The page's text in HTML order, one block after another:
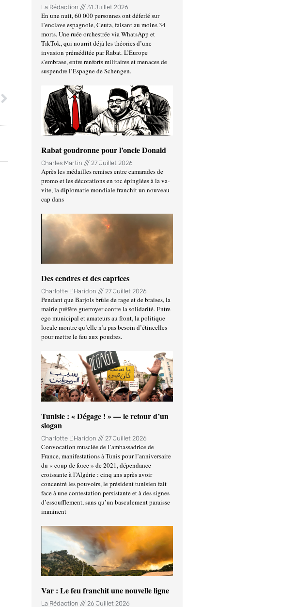
La Rédaction 31 Juillet 2026
En une nuit, 60 000 personnes ont déferlé sur
l’enclave espagnole, Ceuta, faisant au moins 34
morts. Une ruée orchestrée via WhatsApp et
TikTok, qui nourrit déjà les théories d’une
invasion préméditée par Rabat. L’Europe
s’embrase, entre renforts militaires et menaces de
suspendre l’Espagne de Schengen.
Rabat goudronne pour l’oncle Donald
Charles Martin 27 Juillet 2026
Après les médailles remises entre camarades de
promo et les décorations en toc épinglées à la va-
vite, la diplomatie mondiale franchit un nouveau
cap dans
Des cendres et des caprices
Charlotte L'Haridon 27 Juillet 2026
Pendant que Barjols brûle de rage et de braises, la
mairie préfère guerroyer contre la solidarité. Entre
ego municipal et amateurs au front, la politique
locale montre qu’elle n’a pas besoin d’étincelles
pour mettre le feu aux poudres.
Tunisie : « Dégage ! » — le retour d’un
slogan
Charlotte L'Haridon 27 Juillet 2026
Convocation musclée de l’ambassadrice de
France, manifestations à Tunis pour l’anniversaire
du « coup de force » de 2021, dépendance
croissante à l’Algérie : cinq ans après avoir
concentré les pouvoirs, le président tunisien fait
face à une contestation persistante et à des signes
d’essoufflement, sans qu’un basculement paraisse
imminent
Var : Le feu franchit une nouvelle ligne
La Rédaction 26 Juillet 2026